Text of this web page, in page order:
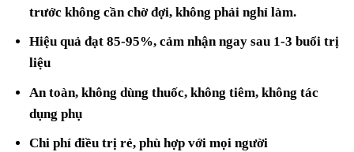
trước không cần chờ đợi, không phải nghỉ làm.
Hiệu quả đạt 85-95%, cảm nhận ngay sau 1-3 buổi trị
liệu
An toàn, không dùng thuốc, không tiêm, không tác
dụng phụ
Chi phí điều trị rẻ, phù hợp với mọi người